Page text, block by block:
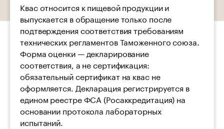
Квас относится к пищевой продукции и
выпускается в обращение только после
подтверждения соответствия требованиям
технических регламентов Таможенного союза.
Форма оценки — декларирование
соответствия, а не сертификация:
обязательный сертификат на квас не
оформляется. Декларация регистрируется в
едином реестре ФСА (Росаккредитация) на
основании протокола лабораторных
испытаний.